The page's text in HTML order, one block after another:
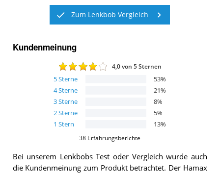
Zum Lenkbob Vergleich
Kundenmeinung
4,0von 5 Sternen
5Sterne 53%
4Sterne 21%
3Sterne 8%
2Sterne 5%
1 Stern 13%
38 Erfahrungsberichte
Bei unserem LenkbobsTest oder Vergleich wurde auch
die Kundenmeinung zum Produkt betrachtet. Der Hamax